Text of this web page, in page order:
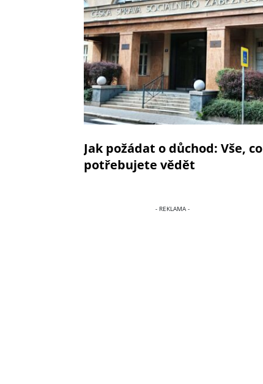
Jak požádat o důchod: Vše, co
potřebujete vědět